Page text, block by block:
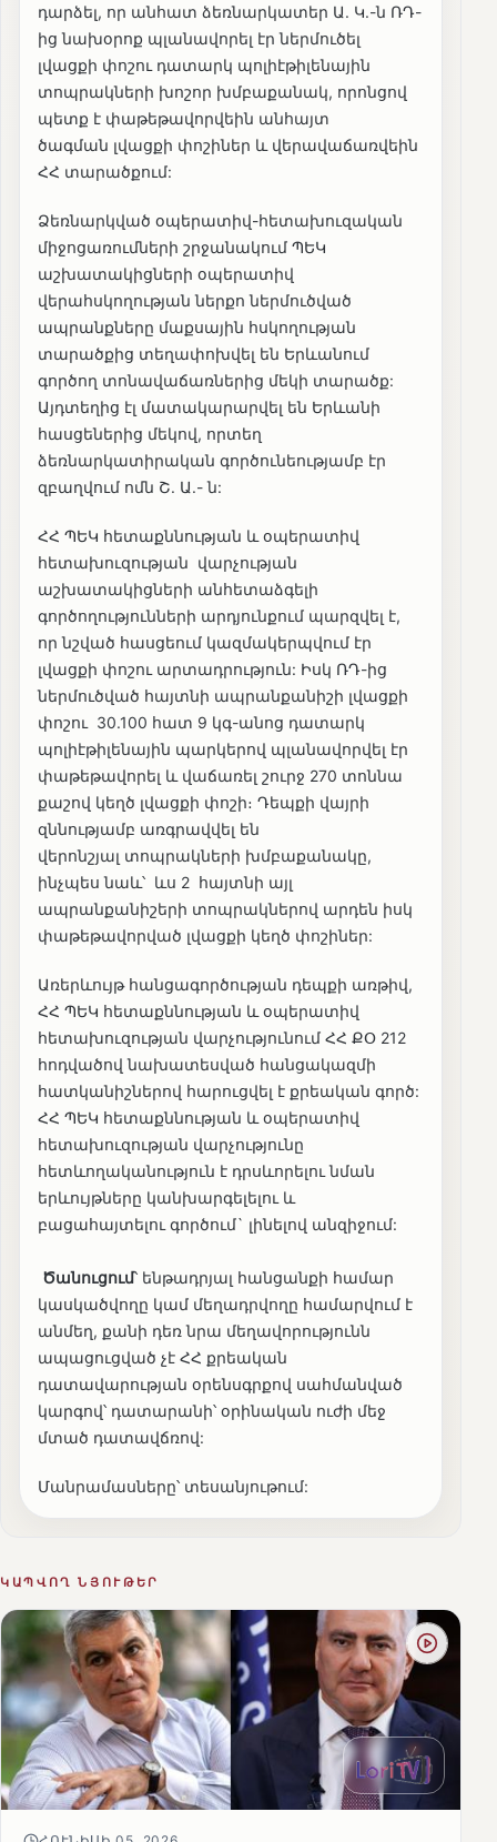
դարձել, որ անհատ ձեռնարկատեր Ա. Կ.-ն ՌԴ-
ից նախօրոք պլանավորել էր ներմուծել
լվացքի փոշու դատարկ պոլիէթիլենային
տոպրակների խոշոր խմբաքանակ, որոնցով
պետք է փաթեթավորվեին անհայտ
ծագման լվացքի փոշիներ և վերավաճառվեին
ՀՀ տարածքում:
Ձեռնարկված օպերատիվ-հետախուզական
միջոցառումների շրջանակում ՊԵԿ
աշխատակիցների օպերատիվ
վերահսկողության ներքո ներմուծված
ապրանքները մաքսային հսկողության
տարածքից տեղափոխվել են Երևանում
գործող տոնավաճառներից մեկի տարածք:
Այդտեղից էլ մատակարարվել են Երևանի
հասցեներից մեկով, որտեղ
ձեռնարկատիրական գործունեությամբ էր
զբաղվում ոմն Շ. Ա.- ն:
ՀՀ ՊԵԿ հետաքննության և օպերատիվ
հետախուզության վարչության
աշխատակիցների անհետաձգելի
գործողությունների արդյունքում պարզվել է,
որ նշված հասցեում կազմակերպվում էր
լվացքի փոշու արտադրություն: Իսկ ՌԴ-ից
ներմուծված հայտնի ապրանքանիշի լվացքի
փոշու 30.100 հատ 9 կգ-անոց դատարկ
պոլիէթիլենային պարկերով պլանավորվել էր
փաթեթավորել և վաճառել շուրջ 270 տոննա
քաշով կեղծ լվացքի փոշի։ Դեպքի վայրի
զննությամբ առգրավվել են
վերոնշյալ տոպրակների խմբաքանակը,
ինչպես նաև՝ ևս 2 հայտնի այլ
ապրանքանիշերի տոպրակներով արդեն իսկ
փաթեթավորված լվացքի կեղծ փոշիներ:
Առերևույթ հանցագործության դեպքի առթիվ,
ՀՀ ՊԵԿ հետաքննության և օպերատիվ
հետախուզության վարչությունում ՀՀ ՔՕ 212
հոդվածով նախատեսված հանցակազմի
հատկանիշներով հարուցվել է քրեական գործ:
ՀՀ ՊԵԿ հետաքննության և օպերատիվ
հետախուզության վարչությունը
հետևողականություն է դրսևորելու նման
երևույթները կանխարգելելու և
բացահայտելու գործում` լինելով անզիջում:
Ծանուցում՝ ենթադրյալ հանցանքի համար
կասկածվողը կամ մեղադրվողը համարվում է
անմեղ, քանի դեռ նրա մեղավորությունն
ապացուցված չէ ՀՀ քրեական
դատավարության օրենսգրքով սահմանված
կարգով՝ դատարանի՝ օրինական ուժի մեջ
մտած դատավճռով:
Մանրամասները՝ տեսանյութում:
ԿԱՊՎՈՂ ՆՅՈՒԹԵՐ